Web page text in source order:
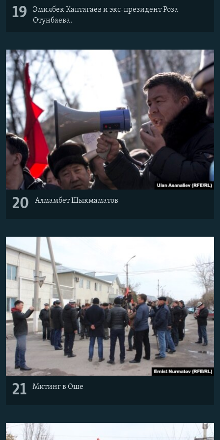
19
Эмилбек Каптагаев и экс-президент Роза
Отунбаева.
20 Алмамбет Шыкмаматов
21 Митинг в Оше